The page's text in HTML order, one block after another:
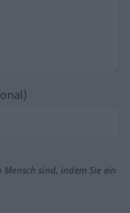
Mensch sind, indem Sie ein